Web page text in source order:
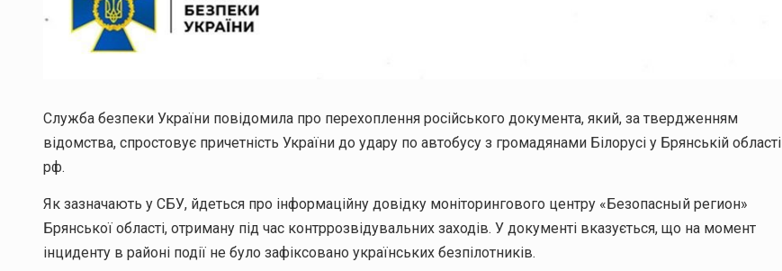
Служба безпеки України повідомила про перехоплення російського документа, який, за твердженням
відомства, спростовує причетність України до удару по автобусу з громадянами Білорусі у Брянській області
рф.
Як зазначають у СБУ, йдеться про інформаційну довідку моніторингового центру «Безопасный регион»
Брянської області, отриману під час контррозвідувальних заходів. У документі вказується, що на момент
інциденту в районі події не було зафіксовано українських безпілотників.